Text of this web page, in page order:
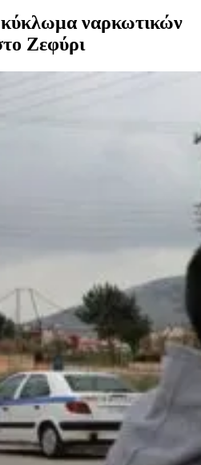
ναρκωτικών
Ζεφύρι